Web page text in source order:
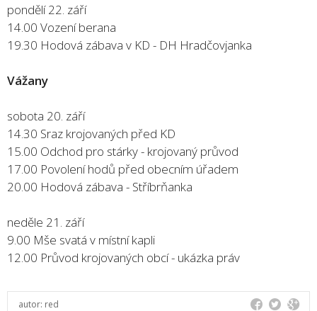
pondělí 22. září
14.00 Vození berana
19.30 Hodová zábava v KD - DH Hradčovjanka
Vážany
sobota 20. září
14.30 Sraz krojovaných před KD
15.00 Odchod pro stárky - krojovaný průvod
17.00 Povolení hodů před obecním úřadem
20.00 Hodová zábava - Stříbrňanka
neděle 21. září
9.00 Mše svatá v místní kapli
12.00 Průvod krojovaných obcí - ukázka práv
autor: red